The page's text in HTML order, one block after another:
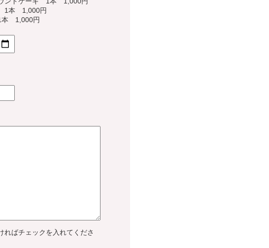
1本 1,000円
本 1,000円
ればチェックを入れてくださ